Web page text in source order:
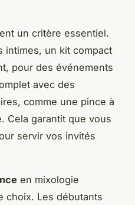
un critère essentiel.
intimes, un kit compact
pour des événements
avec des
comme une pince à
Cela garantit que vous
servir vos invités
en mixologie
choix. Les débutants